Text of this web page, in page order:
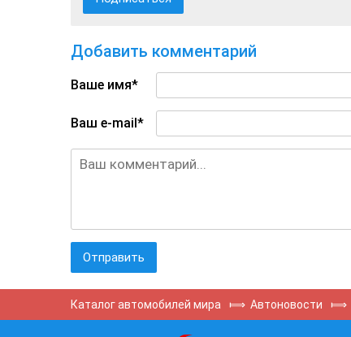
Добавить комментарий
Ваше имя*
Ваш e-mail*
Каталог автомобилей мира ⟾ Автоновости ⟾